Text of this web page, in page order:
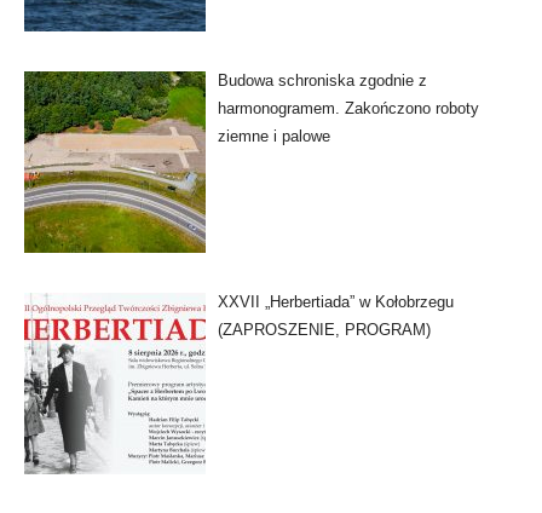
Budowa schroniska zgodnie z
harmonogramem. Zakończono roboty
ziemne i palowe
XXVII „Herbertiada” w Kołobrzegu
(ZAPROSZENIE, PROGRAM)